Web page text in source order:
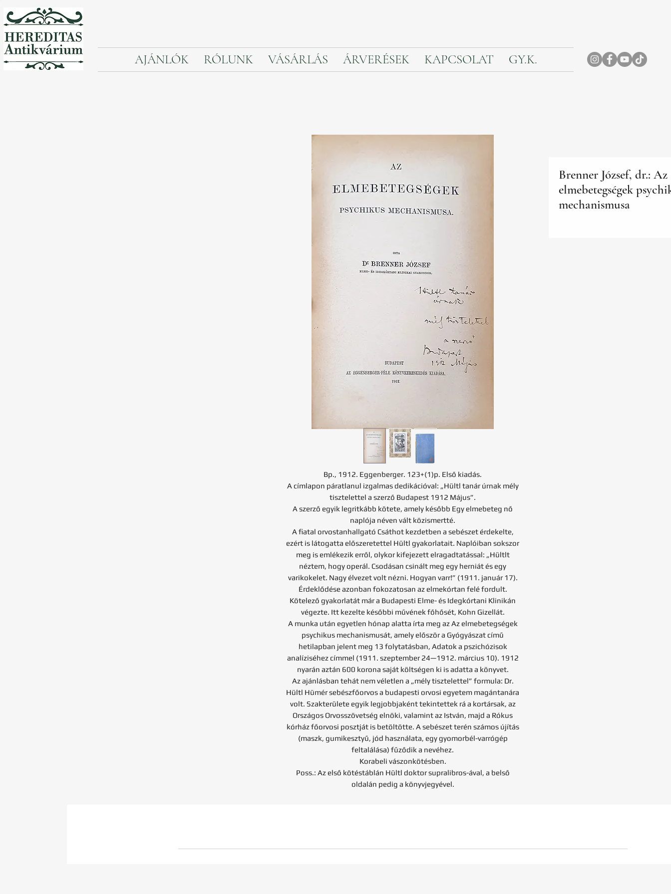
AJÁNLÓK RÓLUNK VÁSÁRLÁS ÁRVERÉSEK KAPCSOLAT GY.K.
Brenner József, dr.: Az
elmebetegségek
mechanismusa
Bp., 1912. Eggenberger. 123+(1)p. Első kiadás.
A címlapon páratlanul izgalmas dedikációval: „Hültl tanár úrnak mély
tisztelettel a szerző Budapest 1912 Május”.
A szerző egyik legritkább kötete, amely később Egy elmebeteg nő
naplója néven vált közismertté.
A fiatal orvostanhallgató Csáthot kezdetben a sebészet érdekelte,
ezért is látogatta előszeretettel Hültl gyakorlatait. Naplóiban sokszor
meg is emlékezik erről, olykor kifejezett elragadtatással: „Hültlt
néztem, hogy operál. Csodásan csinált meg egy herniát és egy
varikokelet. Nagy élvezet volt nézni. Hogyan varr!” (1911. január 17).
Érdeklődése azonban fokozatosan az elmekórtan felé fordult.
Kötelező gyakorlatát már a Budapesti Elme- és Idegkórtani Klinikán
végezte. Itt kezelte későbbi művének főhősét, Kohn Gizellát.
A munka után egyetlen hónap alatta írta meg az Az elmebetegségek
psychikus mechanismusát, amely először a Gyógyászat című
hetilapban jelent meg 13 folytatásban, Adatok a pszichózisok
analíziséhez címmel (1911. szeptember 24—1912. március 10). 1912
nyarán aztán 600 korona saját költségen ki is adatta a könyvet.
Az ajánlásban tehát nem véletlen a „mély tisztelettel” formula: Dr.
Hültl Hümér sebészfőorvos a budapesti orvosi egyetem magántanára
volt. Szakterülete egyik legjobbjaként tekintettek rá a kortársak, az
Országos Orvosszövetség elnöki, valamint az István, majd a Rókus
kórház főorvosi posztját is betöltötte. A sebészet terén számos újítás
(maszk, gumikesztyű, jód használata, egy gyomorbél-varrógép
feltalálása) fűződik a nevéhez.
Korabeli vászonkötésben.
Poss.: Az első kötéstáblán Hültl doktor supralibros-ával, a belső
oldalán pedig a könyvjegyével.